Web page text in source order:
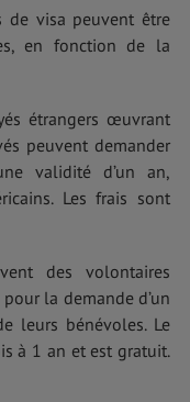
de visa peuvent être
en fonction de la
étrangers œuvrant
peuvent demander
validité d’un an,
Les frais sont
des volontaires
la demande d’un
leurs bénévoles. Le
à 1 an et est gratuit.